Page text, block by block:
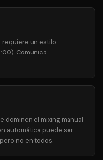
requiere un estilo
Comunica
dominen el mixing manual
automática puede ser
no en todos.